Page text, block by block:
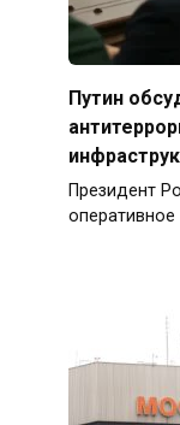
Путин
Президент
оперативное